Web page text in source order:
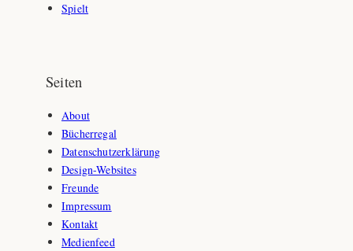
Spielt
Seiten
About
Bücherregal
Datenschutzerklärung
Design-Websites
Freunde
Impressum
Kontakt
Medienfeed